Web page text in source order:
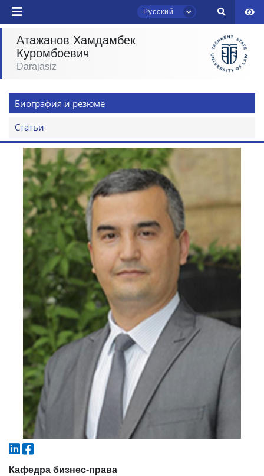
Русский
Атажанов Хамдамбек
Куромбоевич
Darajasiz
Биография и резюме
Статьи
Кафедра бизнес-права
Чат приёмной комиссии ТГЮУ
Здравствуйте! Добро пожаловать в чат
Оставляйте здесь свои обращения по
вопросам приёма.
Выберите тему — затем появятся
конкретные вопросы:
1. Документы (бакалавр) (5)
4. Собеседование (магистр) (5) 5. Стоимость обучения (2)
6. Онлайн-заявки (15)
8. Квота (бакалавриат) (1) 9. Квота (магистратура) (1)
✉️ Написать администратору